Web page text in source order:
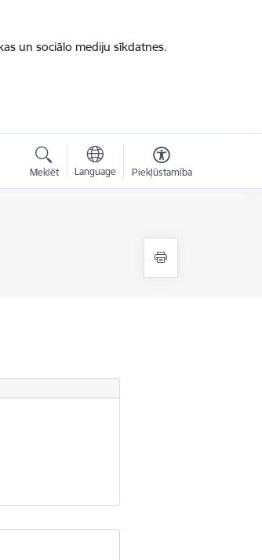
un sociālo mediju sīkdatnes.
Meklēt Language Piekļūstamība